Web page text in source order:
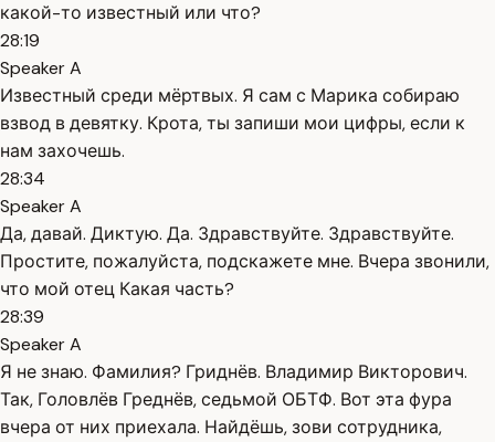
какой-то известный или что?
28:19
Speaker A
Известный среди мёртвых. Я сам с Марика собираю
взвод в девятку. Крота, ты запиши мои цифры, если к
нам захочешь.
28:34
Speaker A
Да, давай. Диктую. Да. Здравствуйте. Здравствуйте.
Простите, пожалуйста, подскажете мне. Вчера звонили,
что мой отец Какая часть?
28:39
Speaker A
Я не знаю. Фамилия? Гриднёв. Владимир Викторович.
Так, Головлёв Греднёв, седьмой ОБТФ. Вот эта фура
вчера от них приехала. Найдёшь, зови сотрудника,